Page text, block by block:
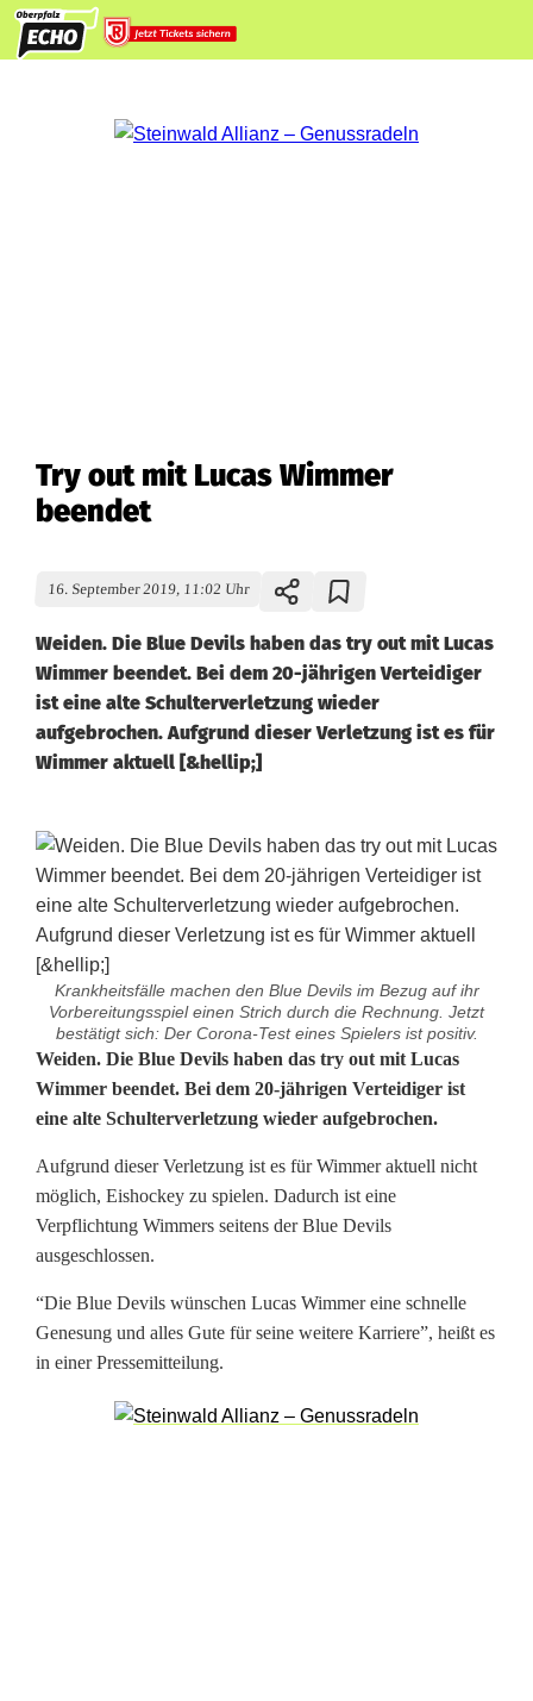
Try out mit Lucas Wimmer
beendet
16. September 2019, 11:02 Uhr
Weiden. Die Blue Devils haben das try out mit Lucas
Wimmer beendet. Bei dem 20-jährigen Verteidiger
ist eine alte Schulterverletzung wieder
aufgebrochen. Aufgrund dieser Verletzung ist es für
Wimmer aktuell [&hellip;]
Krankheitsfälle machen den Blue Devils im Bezug auf ihr
Vorbereitungsspiel einen Strich durch die Rechnung. Jetzt
bestätigt sich: Der Corona-Test eines Spielers ist positiv.
T
r
y
o
u
t
m
Weiden. Die Blue Devils haben das try out mit Lucas
Wimmer beendet. Bei dem 20-jährigen Verteidiger ist
eine alte Schulterverletzung wieder aufgebrochen.
Aufgrund dieser Verletzung ist es für Wimmer aktuell nicht
möglich, Eishockey zu spielen. Dadurch ist eine
Verpflichtung Wimmers seitens der Blue Devils
ausgeschlossen.
“Die Blue Devils wünschen Lucas Wimmer eine schnelle
Genesung und alles Gute für seine weitere Karriere”, heißt es
in einer Pressemitteilung.